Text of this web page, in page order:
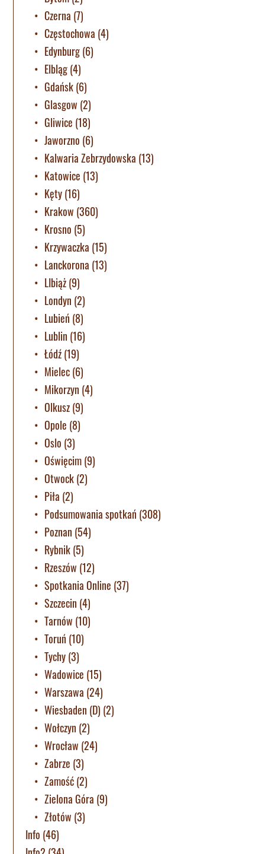
Czerna (7)
Częstochowa (4)
Edynburg(6)
Elbląg(4)
Gdańsk(6)
Glasgow (2)
Gliwice (18)
Jaworzno (6)
Kalwaria Zebrzydowska (13)
Katowice (13)
Kęty(16)
Krakow (360)
Krosno (5)
Krzywaczka (15)
Lanckorona (13)
LIbiąż(9)
Londyn (2)
Lubień (8)
Lublin (16)
Łódź(19)
Mielec(6)
Mikorzyn (4)
Olkusz(9)
Opole (8)
Oslo (3)
Oświęcim(9)
Otwock(2)
Piła (2)
Podsumowania spotkań (308)
Poznan (54)
Rybnik(5)
Rzeszów (12)
Spotkania Online (37)
Szczecin (4)
Tarnów (10)
Toruń (10)
Tychy(3)
Wadowice (15)
Warszawa (24)
Wiesbaden (D) (2)
Wołczyn (2)
Wrocław (24)
Zabrze (3)
Zamość(2)
Zielona Góra (9)
Złotów (3)
Info (46)